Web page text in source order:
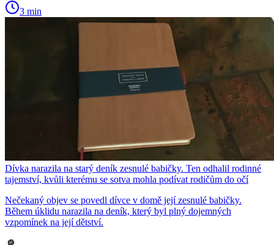
3 min
Dívka narazila na starý deník zesnulé babičky. Ten odhalil rodinné
tajemství, kvůli kterému se sotva mohla podívat rodičům do očí
Nečekaný objev se povedl dívce v domě její zesnulé babičky.
Během úklidu narazila na deník, který byl plný dojemných
vzpomínek na její dětství.